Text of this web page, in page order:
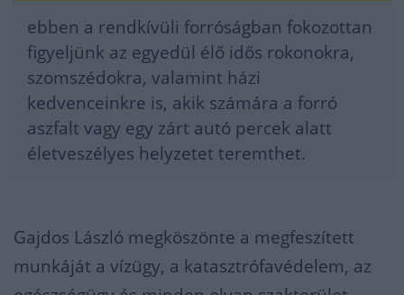
ebben a rendkívüli forróságban fokozottan
figyeljünk az egyedül élő idős rokonokra,
szomszédokra, valamint házi
kedvenceinkre is, akik számára a forró
aszfalt vagy egy zárt autó percek alatt
életveszélyes helyzetet teremthet.
Gajdos László megköszönte a megfeszített
munkáját a vízügy, a katasztrófavédelem, az